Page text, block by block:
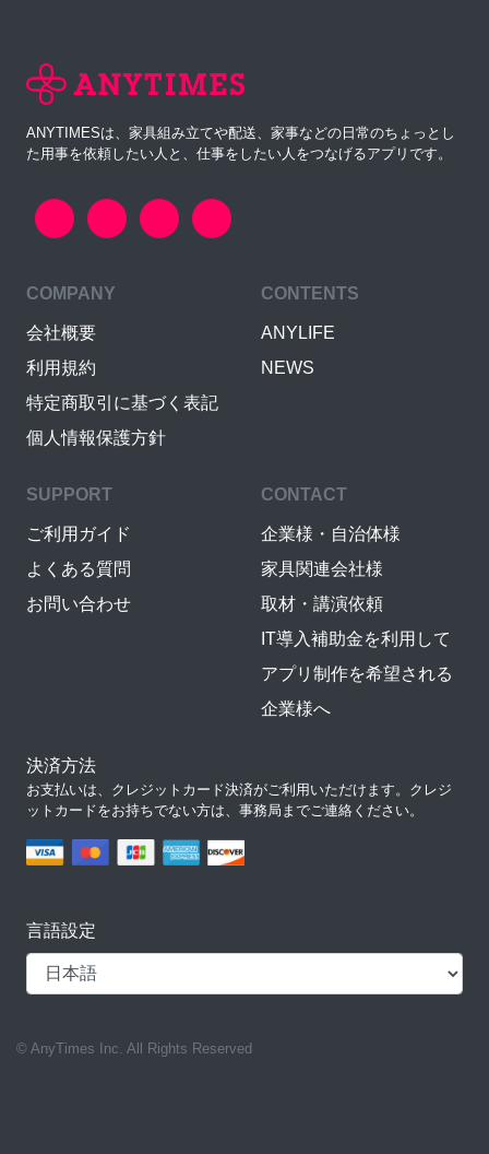
ANYTIMESは、家具組み立てや配送、家事などの日常のちょっとし
た用事を依頼したい人と、仕事をしたい人をつなげるアプリです。
COMPANY
会社概要
利用規約
特定商取引に基づく表記
個人情報保護方針
CONTENTS
ANYLIFE
NEWS
SUPPORT
ご利用ガイド
よくある質問
お問い合わせ
CONTACT
企業様・自治体様
家具関連会社様
取材・講演依頼
IT導入補助金を利用して
アプリ制作を希望される
企業様へ
決済方法
お支払いは、クレジットカード決済がご利用いただけます。クレジ
ットカードをお持ちでない方は、事務局までご連絡ください。
言語設定
© AnyTimes Inc. All Rights Reserved